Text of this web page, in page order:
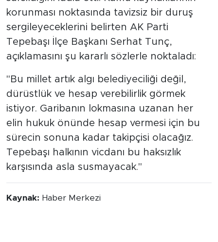
korunması noktasında tavizsiz bir duruş
sergileyeceklerini belirten AK Parti
Tepebaşı İlçe Başkanı Serhat Tunç,
açıklamasını şu kararlı sözlerle noktaladı:
"Bu millet artık algı belediyeciliği değil,
dürüstlük ve hesap verebilirlik görmek
istiyor. Garibanın lokmasına uzanan her
elin hukuk önünde hesap vermesi için bu
sürecin sonuna kadar takipçisi olacağız.
Tepebaşı halkının vicdanı bu haksızlık
karşısında asla susmayacak."
Kaynak: Haber Merkezi